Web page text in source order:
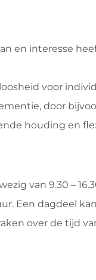
en interesse
voor
door
houding en
van 9.30 –
Een dagdeel
over de tijd